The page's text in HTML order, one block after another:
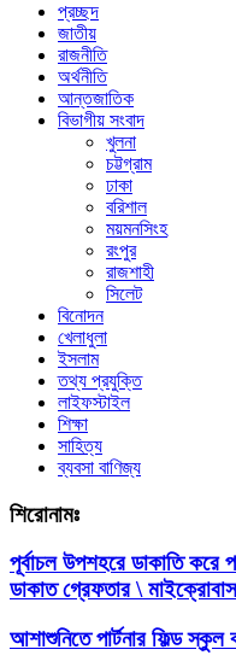
প্রচ্ছদ
জাতীয়
রাজনীতি
অর্থনীতি
আন্তজাতিক
বিভাগীয় সংবাদ
খুলনা
চট্টগ্রাম
ঢাকা
বরিশাল
ময়মনসিংহ
রংপুর
রাজশাহী
সিলেট
বিনোদন
খেলাধুলা
ইসলাম
তথ্য প্রযুক্তি
লাইফস্টাইল
শিক্ষা
সাহিত্য
ব্যবসা বাণিজ্য
শিরোনামঃ
পূর্বাচল উপশহরে ডাকাতি করে
ডাকাত গ্রেফতার \
আশাশুনিতে পার্টনার ফিল্ড স্কুল